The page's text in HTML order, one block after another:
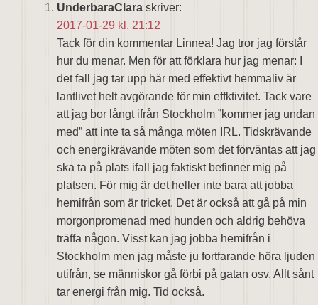
UnderbaraClara skriver:
2017-01-29 kl. 21:12
Tack för din kommentar Linnea! Jag tror jag förstår
hur du menar. Men för att förklara hur jag menar: I
det fall jag tar upp här med effektivt hemmaliv är
lantlivet helt avgörande för min effktivitet. Tack vare
att jag bor långt ifrån Stockholm ”kommer jag undan
med” att inte ta så många möten IRL. Tidskrävande
och energikrävande möten som det förväntas att jag
ska ta på plats ifall jag faktiskt befinner mig på
platsen. För mig är det heller inte bara att jobba
hemifrån som är tricket. Det är också att gå på min
morgonpromenad med hunden och aldrig behöva
träffa någon. Visst kan jag jobba hemifrån i
Stockholm men jag måste ju fortfarande höra ljuden
utifrån, se människor gå förbi på gatan osv. Allt sånt
tar energi från mig. Tid också.